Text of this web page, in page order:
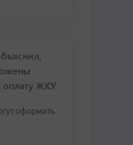
оплату ЖКУ
оформить